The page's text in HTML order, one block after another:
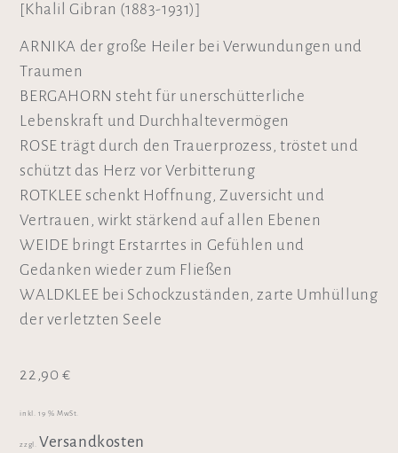
[Khalil Gibran (1883-1931)]
ARNIKA der große Heiler bei Verwundungen und
Traumen
BERGAHORN steht für unerschütterliche
Lebenskraft und Durchhaltevermögen
ROSE trägt durch den Trauerprozess, tröstet und
schützt das Herz vor Verbitterung
ROTKLEE schenkt Hoffnung, Zuversicht und
Vertrauen, wirkt stärkend auf allen Ebenen
WEIDE bringt Erstarrtes in Gefühlen und
Gedanken wieder zum Fließen
WALDKLEE bei Schockzuständen, zarte Umhüllung
der verletzten Seele
22,90 €
inkl. 19 % MwSt.
zzgl. Versandkosten